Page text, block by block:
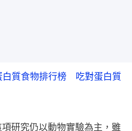
白質食物排行榜 吃對蛋白質
研究仍以動物實驗為主，雖